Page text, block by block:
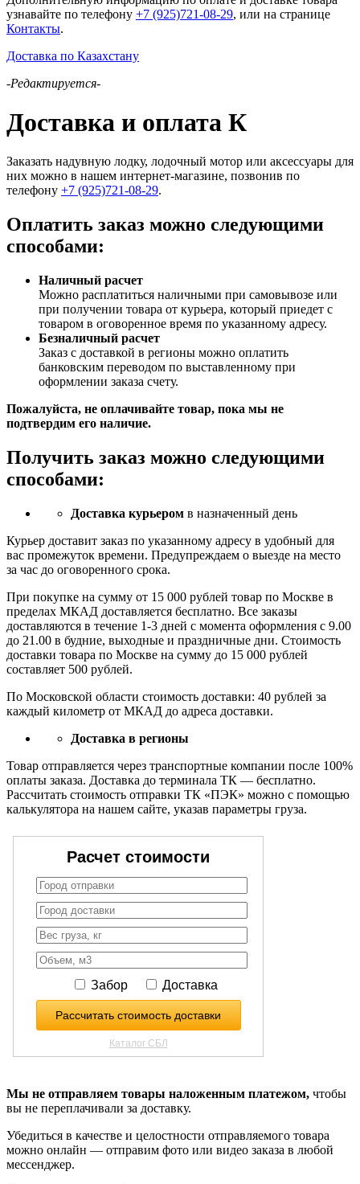
узнавайте по телефону +7 (925)721-08-29, или на странице
Контакты.
Доставка по Казахстану
-Редактируется-
Доставка и оплата К
Заказать надувную лодку, лодочный мотор или аксессуары для
них можно в нашем интернет-магазине, позвонив по
телефону +7 (925)721-08-29.
Оплатить заказ можно следующими
способами:
Наличный расчет
Можно расплатиться наличными при самовывозе или
при получении товара от курьера, который приедет с
товаром в оговоренное время по указанному адресу.
Безналичный расчет
Заказ c доставкой в регионы можно оплатить
банковским переводом по выставленному при
оформлении заказа счету.
Пожалуйста, не оплачивайте товар, пока мы не
подтвердим его наличие.
Получить заказ можно следующими
способами:
Доставка курьером в назначенный день
Курьер доставит заказ по указанному адресу в удобный для
вас промежуток времени. Предупреждаем о выезде на место
за час до оговоренного срока.
При покупке на сумму от 15 000 рублей товар по Москве в
пределах МКАД доставляется бесплатно. Все заказы
доставляются в течение 1-3 дней с момента оформления с 9.00
до 21.00 в будние, выходные и праздничные дни. Стоимость
доставки товара по Москве на сумму до 15 000 рублей
составляет 500 рублей.
По Московской области стоимость доставки: 40 рублей за
каждый километр от МКАД до адреса доставки.
Доставка в регионы
Товар отправляется через транспортные компании после 100%
оплаты заказа. Доставка до терминала ТК — бесплатно.
Рассчитать стоимость отправки ТК «ПЭК» можно с помощью
калькулятора на нашем сайте, указав параметры груза.
Мы не отправляем товары наложенным платежом, чтобы
вы не переплачивали за доставку.
Убедиться в качестве и целостности отправляемого товара
можно онлайн — отправим фото или видео заказа в любой
мессенджер.